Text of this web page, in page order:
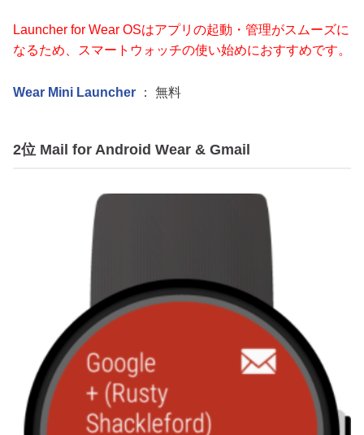
Launcher for Wear OSはアプリの起動・管理がスムーズに
なるため、スマートウォッチの使い始めにおすすめです。
Wear Mini Launcher ： 無料
2位 Mail for Android Wear & Gmail